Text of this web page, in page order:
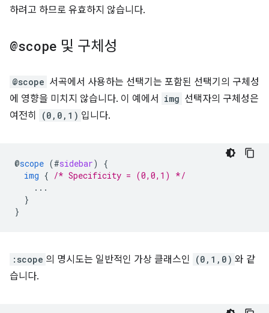
하려고 하므로 유효하지 않습니다.
@scope 및 구체성
@scope 서곡에서 사용하는 선택기는 포함된 선택기의 구체성
에 영향을 미치지 않습니다. 이 예에서
img 선택자의 구체성은
여전히
(0,0,1) 입니다.
@scope (#sidebar)
{
img { /* Specificity = (0,0,1) */
...
}
}
:scope 의 명시도는 일반적인 가상 클래스인 (0,1,0) 와 같
습니다.